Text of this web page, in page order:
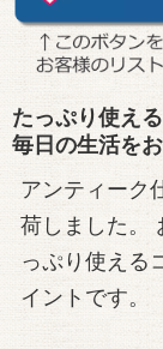
たっぷり使え
毎日の生活を
アンティーク
荷しました。
っぷり使える
イントです。